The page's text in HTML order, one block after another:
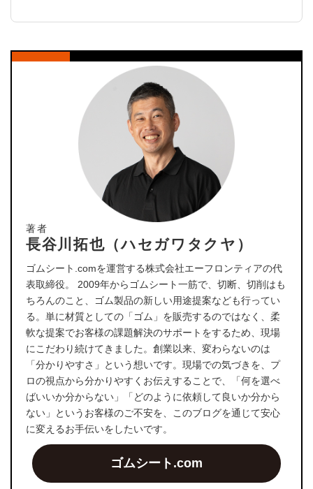
著者
長谷川拓也（ハセガワタクヤ）
ゴムシート.comを運営する株式会社エーフロンティアの代
表取締役。 2009年からゴムシート一筋で、切断、切削はも
ちろんのこと、ゴム製品の新しい用途提案なども行ってい
る。単に材質としての「ゴム」を販売するのではなく、柔
軟な提案でお客様の課題解決のサポートをするため、現場
にこだわり続けてきました。創業以来、変わらないのは
「分かりやすさ」という想いです。現場での気づきを、プ
ロの視点から分かりやすくお伝えすることで、「何を選べ
ばいいか分からない」「どのように依頼して良いか分から
ない」というお客様のご不安を、このブログを通じて安心
に変えるお手伝いをしたいです。
ゴムシート.com